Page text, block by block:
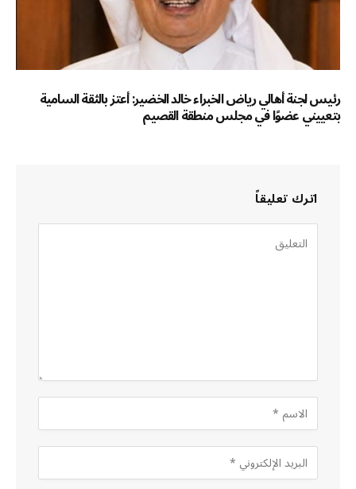
رئيس لجنة أهالي رياض الخبراء خالد الخضير: أعتز بالثقة السامية
بتعييني عضوًا في مجلس منطقة القصيم
اترك تعليقاً